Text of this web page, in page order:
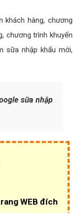
khách hàng, chương
chương trình khuyến
sữa nhập khẩu mới,
sữa nhập
WEB đích